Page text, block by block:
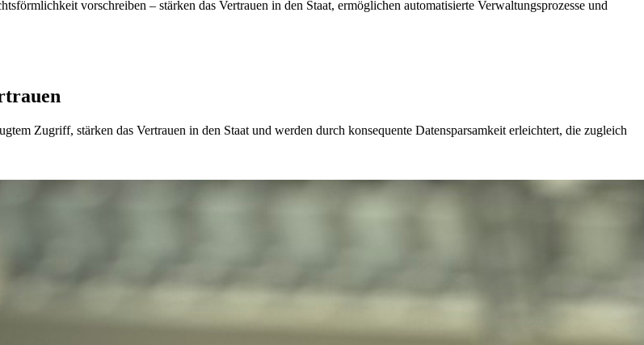
vorschreiben – stärken das Vertrauen in den Staat, ermöglichen automatisierte Verwaltungsprozesse und
Zugriff, stärken das Vertrauen in den Staat und werden durch konsequente Datensparsamkeit erleichtert, die zugleich